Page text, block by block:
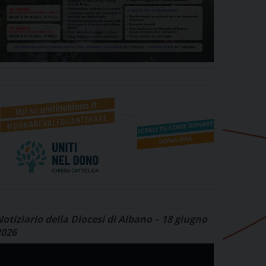
della Diocesi di Albano – 18 giugno